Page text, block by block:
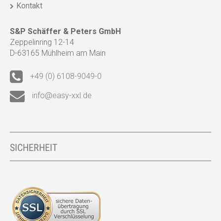
Kontakt
S&P Schäffer & Peters GmbH
Zeppelinring 12-14
D-63165 Mühlheim am Main
+49 (0) 6108-9049-0
info@easy-xxl.de
SICHERHEIT